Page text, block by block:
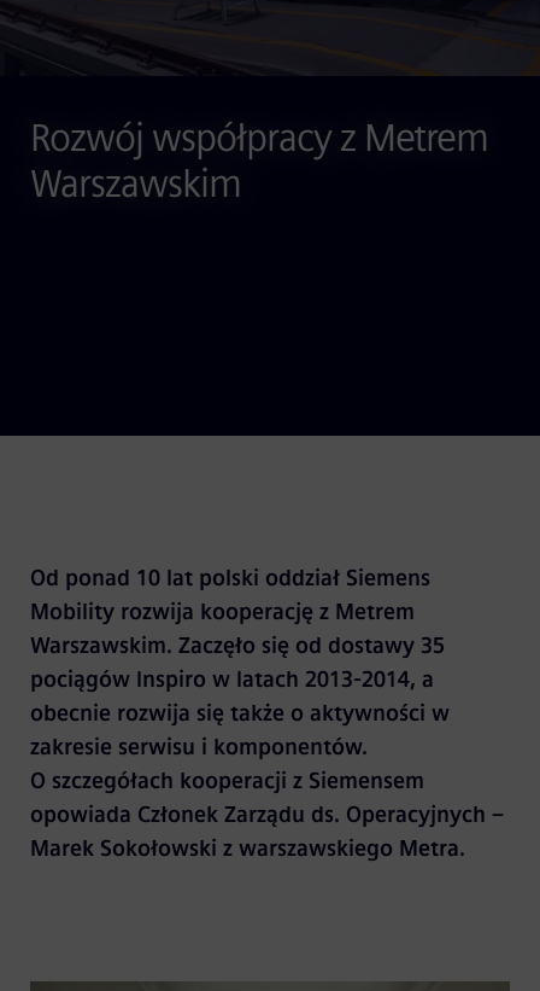
Rozwój współpracy z Metrem
Warszawskim
Od ponad 10 lat polski oddział Siemens
Mobility rozwija kooperację z Metrem
Warszawskim. Zaczęło się od dostawy 35
pociągów Inspiro w latach 2013-2014, a
obecnie rozwija się także o aktywności w
zakresie serwisu i komponentów.
O szczegółach kooperacji z Siemensem
opowiada Członek Zarządu ds. Operacyjnych –
Marek Sokołowski z warszawskiego Metra.